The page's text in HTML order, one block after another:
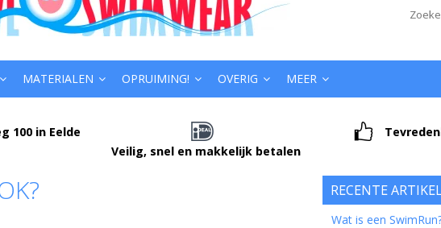
MATERIALEN OPRUIMING! OVERIG MEER
100 in Eelde
Veilig, snel en makkelijk betalen
RECENTE
Wat is een